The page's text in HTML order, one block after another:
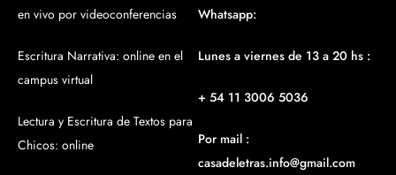
en vivo por videoconferencias
Escritura Narrativa: online en el
campus virtual
Lectura y Escritura de Textos para
Chicos: online
Whatsapp:
Lunes a viernes de 13 a 20 hs :
+ 54 11 3006 5036
Por mail :
casadeletras.info@gmail.com